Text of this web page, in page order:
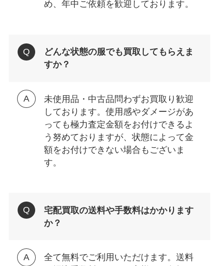
め、年中ご依頼を歓迎しております。
どんな状態の服でも買取してもらえま
すか？
未使用品・中古品問わずお買取り歓迎
しております。使用感やダメージがあ
っても極力査定金額をお付けできるよ
う努めておりますが、状態によって金
額をお付けできない場合もございま
す。
宅配買取の送料や手数料はかかります
か？
全て無料でご利用いただけます。送料